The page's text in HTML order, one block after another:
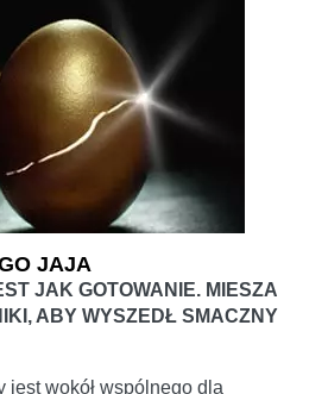
JAJA
JAK GOTOWANIE. MIESZA
ABY WYSZEDŁ SMACZNY
jest wokół wspólnego dla